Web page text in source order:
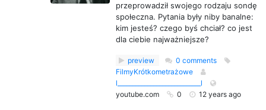
przeprowadził swojego rodzaju sondę
społeczna. Pytania były niby banalne:
kim jesteś? czego byś chciał? co jest
dla ciebie najważniejsze?
preview
0 comments
FilmyKrótkometrażowe
l____________________________l
youtube.com
0 12 years ago